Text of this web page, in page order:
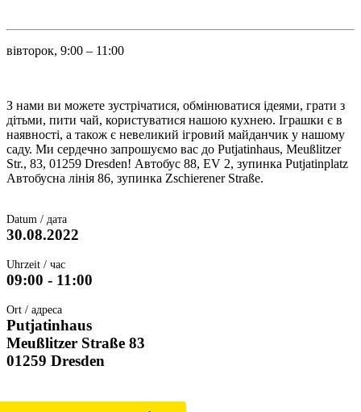
Datum / дата
30.08.2022
Uhrzeit / час
09:00 - 11:00
Ort / адреса
Putjatinhaus
Meußlitzer Straße 83
01259 Dresden
вівторок, 9:00 – 11:00
З нами ви можете зустрічатися, обмінюватися ідеями, грати з
дітьми, пити чай, користуватися нашою кухнею. Іграшки є в
наявності, а також є невеликий ігровий майданчик у нашому
саду. Ми сердечно запрошуємо вас до Putjatinhaus, Meußlitzer
Str., 83, 01259 Dresden! Автобус 88, EV 2, зупинка Putjatinplatz
Автобусна лінія 86, зупинка Zschierener Straße.